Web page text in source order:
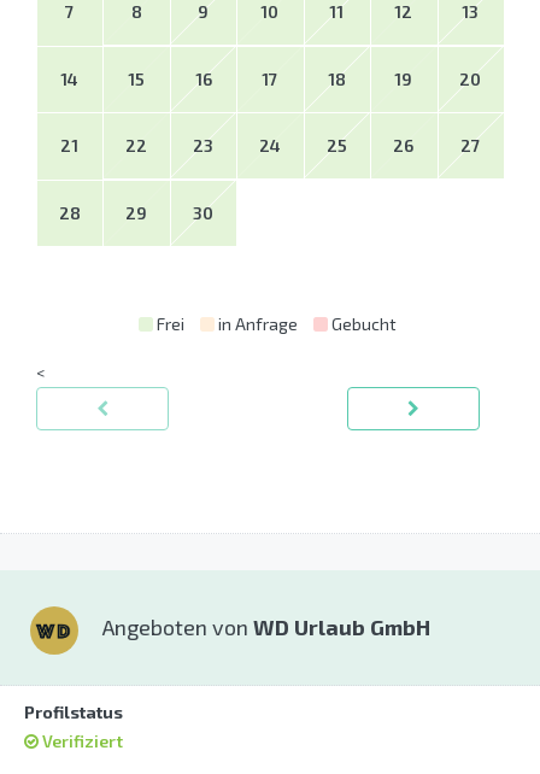
7 8 9 10 11 12 13
14 15 16 17 18 19 20
21 22 23 24 25 26 27
28 29 30
Frei in Anfrage Gebucht
<
Angeboten von WD Urlaub GmbH
Profilstatus
Verifiziert